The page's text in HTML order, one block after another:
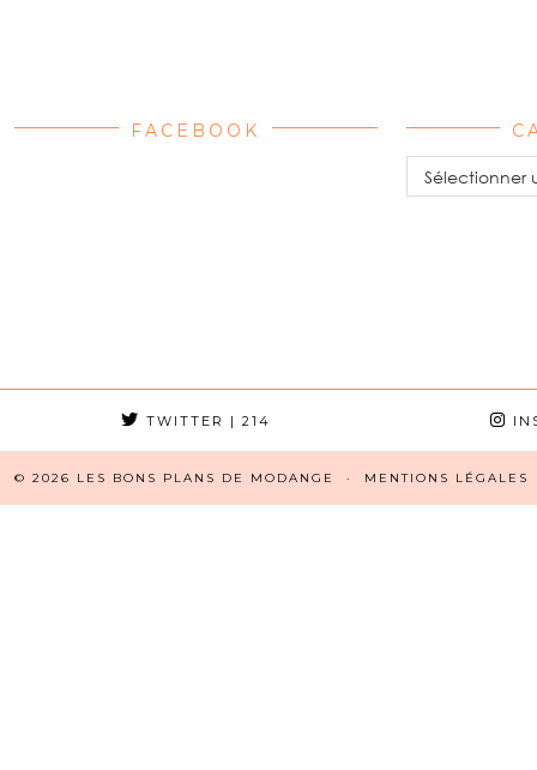
FACEBOOK
Catégories
TWITTER | 214
© 2026 LES BONS PLANS DE MODANGE MENTIONS LÉGALES